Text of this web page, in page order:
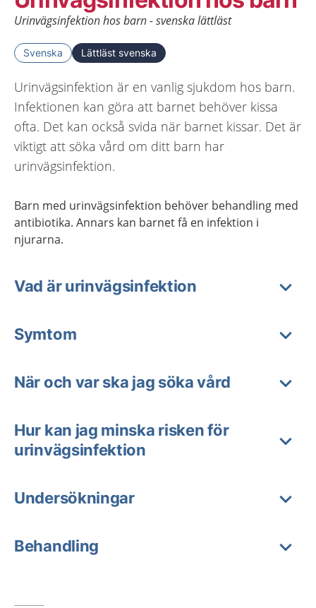
Urinvägsinfektion hos barn - svenska lättläst
Svenska Lättläst svenska
Urinvägsinfektion är en vanlig sjukdom hos barn.
Infektionen kan göra att barnet behöver kissa
ofta. Det kan också svida när barnet kissar. Det är
viktigt att söka vård om ditt barn har
urinvägsinfektion.
Barn med urinvägsinfektion behöver behandling med
antibiotika. Annars kan barnet få en infektion i
njurarna.
Vad är urinvägsinfektion
Symtom
När och var ska jag söka vård
Hur kan jag minska risken för
urinvägsinfektion
Undersökningar
Behandling